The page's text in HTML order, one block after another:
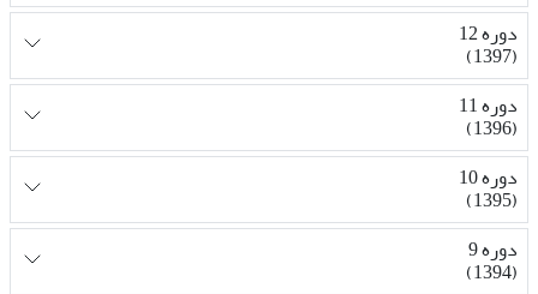
دوره 12
(1397)
دوره 11
(1396)
دوره 10
(1395)
دوره 9
(1394)